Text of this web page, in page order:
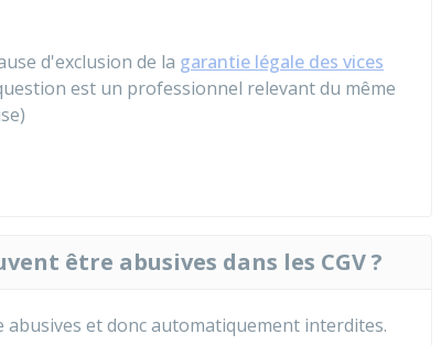
d'exclusion de la garantie légale des vices
est un professionnel relevant du même
être abusives dans les CGV ?
abusives et donc automatiquement interdites.